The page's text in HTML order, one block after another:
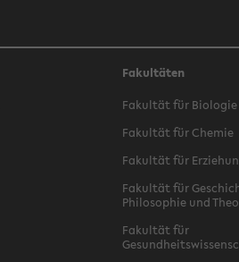
Fakultäten
Fakultät für Biologie
Fakultät für Chemie
Fakultät für
Fakultät für
Philosophie und
Fakultät für